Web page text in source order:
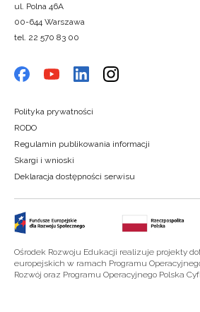
ul. Polna 46A
00-644 Warszawa
tel. 22 570 83 00
Polityka prywatności
RODO
Regulamin publikowania informacji
Skargi i wnioski
Deklaracja dostępności serwisu
Ośrodek Rozwoju Edukacji realizuje projekty
europejskich w ramach Programu
Rozwój oraz Programu Operacyjnego Polska